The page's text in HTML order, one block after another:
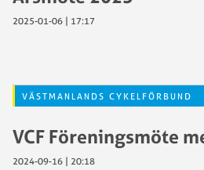
2025-01-06 | 17:17
VÄSTMANLANDS CYKELFÖRBUND
VCF Föreningsmöte
2024-09-16 | 20:18